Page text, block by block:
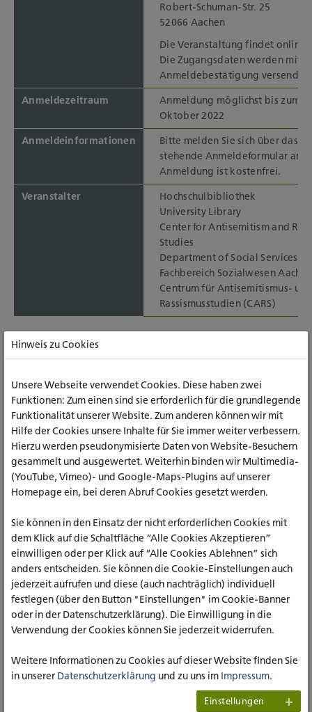
Robert-Schuman-Str. 25
52066 Aachen
Die Veranstaltung findet online
Die Zugangsdaten werden mit
Anmeldebestätigung versendet.
Anmeldezeitraum
Anmeldung möglichst bis zum
Oktober 2022
Anmeldeinformationen
Bitte melden Sie sich über das
stehende Anmeldeformular an.
Anmeldung ist kostenfrei.
Veranstalter
Hochschulbibliothek
University Library
Center for Antisemitism and
Studies
Department of Social Services
Fachbereich Sozialwesen Aachen
Centrum für Antisemitismus-
Rassismusstudien (CARS)
Termin im Kalender speichern
In Ulrike Marz Vortrag wird ein Überblick über eine Kritische
Theorie des Rassismus gegeben, zentrale Perspektiven einer
Kritik des Rassismus in Anlehnung an das Denken Theodor
W. Adornos dargestellt und einige der grundlegenden
Tradition der Kritischen Theorie verlaufen an der Vermittlung
folgender Gegensatzpaare: Universalismus/ Partikularismus,
Hinweis zu Cookies
Unsere Webseite verwendet Cookies. Diese haben zwei
Funktionen: Zum einen sind sie erforderlich für die grundlegende
Funktionalität unserer Website. Zum anderen können wir mit
Hilfe der Cookies unsere Inhalte für Sie immer weiter verbessern.
Hierzu werden pseudonymisierte Daten von Website-Besuchern
gesammelt und ausgewertet. Weiterhin binden wir Multimedia-
(YouTube, Vimeo)- und Google-Maps-Plugins auf unserer
Homepage ein, bei deren Abruf Cookies gesetzt werden.
Sie können in den Einsatz der nicht erforderlichen Cookies mit
dem Klick auf die Schaltfläche “Alle Cookies Akzeptieren”
einwilligen oder per Klick auf “Alle Cookies Ablehnen” sich
anders entscheiden. Sie können die Cookie-Einstellungen auch
jederzeit aufrufen und diese (auch nachträglich) individuell
festlegen (über den Button "Einstellungen" im Cookie-Banner
oder in der Datenschutzerklärung). Die Einwilligung in die
Verwendung der Cookies können Sie jederzeit widerrufen.
Weitere Informationen zu Cookies auf dieser Website finden Sie
in unserer Datenschutzerklärung und zu uns im Impressum.
Einstellungen